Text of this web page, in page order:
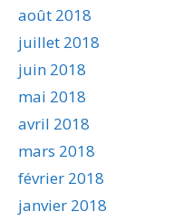
août 2018
juillet 2018
juin 2018
mai 2018
avril 2018
mars 2018
février 2018
janvier 2018